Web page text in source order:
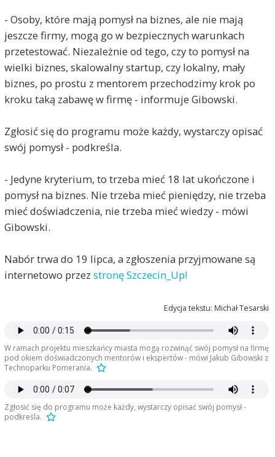
- Osoby, które mają pomysł na biznes, ale nie mają
jeszcze firmy, mogą go w bezpiecznych warunkach
przetestować. Niezależnie od tego, czy to pomysł na
wielki biznes, skalowalny startup, czy lokalny, mały
biznes, po prostu z mentorem przechodzimy krok po
kroku taką zabawę w firmę - informuje Gibowski.
Zgłosić się do programu może każdy, wystarczy opisać
swój pomysł - podkreśla.
- Jedyne kryterium, to trzeba mieć 18 lat ukończone i
pomysł na biznes. Nie trzeba mieć pieniędzy, nie trzeba
mieć doświadczenia, nie trzeba mieć wiedzy - mówi
Gibowski.
Nabór trwa do 19 lipca, a zgłoszenia przyjmowane są
internetowo przez stronę Szczecin_Up!
Edycja tekstu: Michał Tesarski
W ramach projektu mieszkańcy miasta mogą rozwinąć swój pomysł na firmę
pod okiem doświadczonych mentorów i ekspertów - mówi Jakub Gibowski z
Technoparku Pomerania.
Zgłosić się do programu może każdy, wystarczy opisać swój pomysł -
podkreśla.